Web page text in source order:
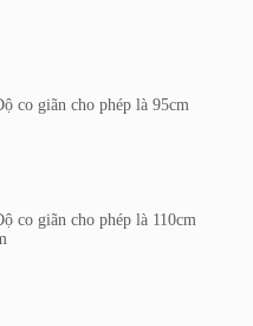
co giãn cho phép là 95cm
co giãn cho phép là 110cm